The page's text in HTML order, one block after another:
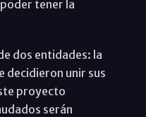
tener la
dos entidades: la
decidieron unir sus
proyecto
serán